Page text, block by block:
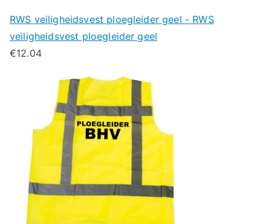
RWS veiligheidsvest ploegleider geel - RWS
veiligheidsvest ploegleider geel
€12.04